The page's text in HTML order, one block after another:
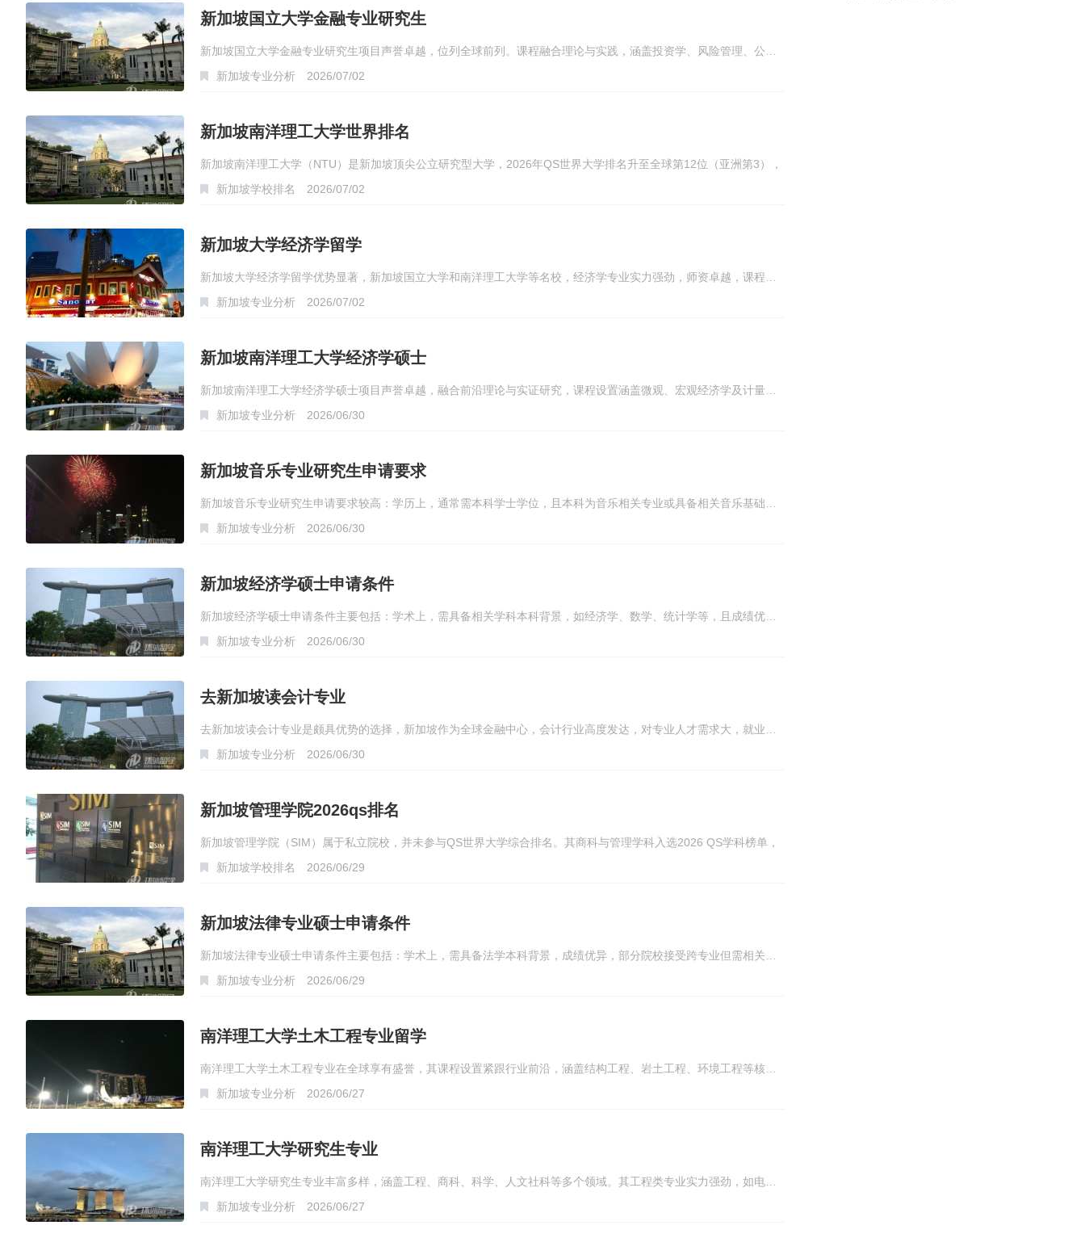
新加坡国立大学金融专业研究生
新加坡国立大学金融专业研究生项目声誉卓越，位列全球前列。课程融合理论与实践，涵盖投资学、风险管理、公…
新加坡专业分析
2026/07/02
新加坡南洋理工大学世界排名
新加坡南洋理工大学（NTU）是新加坡顶尖公立研究型大学，2026年QS世界大学排名升至全球第12位（亚洲第3），
…
新加坡学校排名 2026/07/02
新加坡大学经济学留学
新加坡大学经济学留学优势显著，新加坡国立大学和南洋理工大学等名校，经济学专业实力强劲，师资卓越，课程…
新加坡专业分析
2026/07/02
新加坡南洋理工大学经济学硕士
新加坡南洋理工大学经济学硕士项目声誉卓越，融合前沿理论与实证研究，课程设置涵盖微观、宏观经济学及计量…
新加坡专业分析
2026/06/30
新加坡音乐专业研究生申请要求
新加坡音乐专业研究生申请要求较高：学历上，通常需本科学士学位，且本科为音乐相关专业或具备相关音乐基础…
新加坡专业分析
2026/06/30
新加坡经济学硕士申请条件
新加坡经济学硕士申请条件主要包括：学术上，需具备相关学科本科背景，如经济学、数学、统计学等，且成绩优…
新加坡专业分析
2026/06/30
去新加坡读会计专业
去新加坡读会计专业是颇具优势的选择，新加坡作为全球金融中心，会计行业高度发达，对专业人才需求大，就业…
新加坡专业分析
2026/06/30
新加坡管理学院2026qs排名
新加坡管理学院（SIM）属于私立院校，并未参与QS世界大学综合排名。其商科与管理学科入选2026 QS学科榜单，
…
新加坡学校排名 2026/06/29
新加坡法律专业硕士申请条件
新加坡法律专业硕士申请条件主要包括：学术上，需具备法学本科背景，成绩优异，部分院校接受跨专业但需相关…
新加坡专业分析
2026/06/29
南洋理工大学土木工程专业留学
南洋理工大学土木工程专业在全球享有盛誉，其课程设置紧跟行业前沿，涵盖结构工程、岩土工程、环境工程等核…
新加坡专业分析
2026/06/27
南洋理工大学研究生专业
南洋理工大学研究生专业丰富多样，涵盖工程、商科、科学、人文社科等多个领域。其工程类专业实力强劲，如电…
新加坡专业分析
2026/06/27